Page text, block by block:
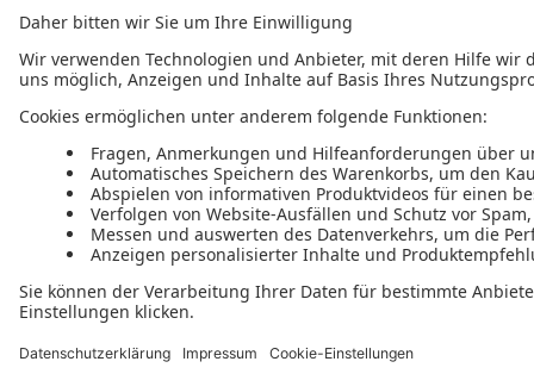
Dieses & ähnliche Produkte finden
Sie in den Kategorien
Bücher Privat & Beruf